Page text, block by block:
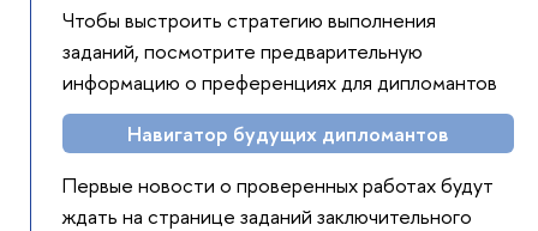
Чтобы выстроить стратегию выполнения
заданий, посмотрите предварительную
информацию о преференциях для дипломантов
Навигатор будущих дипломантов
Первые новости о проверенных работах будут
ждать на странице заданий заключительного